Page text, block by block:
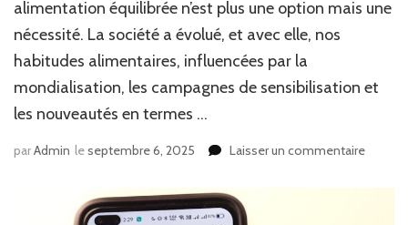
alimentation équilibrée n’est plus une option mais une
nécessité. La société a évolué, et avec elle, nos
habitudes alimentaires, influencées par la
mondialisation, les campagnes de sensibilisation et
les nouveautés en termes …
parAdmin leseptembre 6, 2025 Laisser un commentairesur
bases